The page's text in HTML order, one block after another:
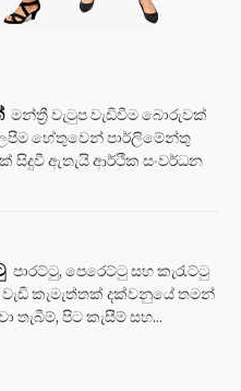
මන්ත්‍රී වැටුප වැඩිවීම බොරුවක්
හේතුවෙන් පාර්ලිමේන්තු
සිදුවී ඇතැයි ආර්ථික සංවර්ධන
පාරට්ටු, පෙරෙට්ටු සහ කැරැට්ටු
කැමැත්තක් දක්වනුයේ තමන්
තැබීම්, පිට කැසීම් සහ...